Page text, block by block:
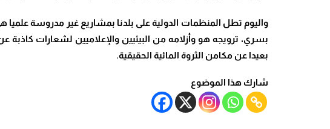
واليوم تطل المنظمات الدولية على بلدنا بمشاريع غير مدروسة
بسري، ترويجه هو وأزلامه من البيئيين والإعلاميين لشعارات كاذبة
بعيدا عن مكامن الثروة المائية الحقيقية.
شارك هذا الموضوع